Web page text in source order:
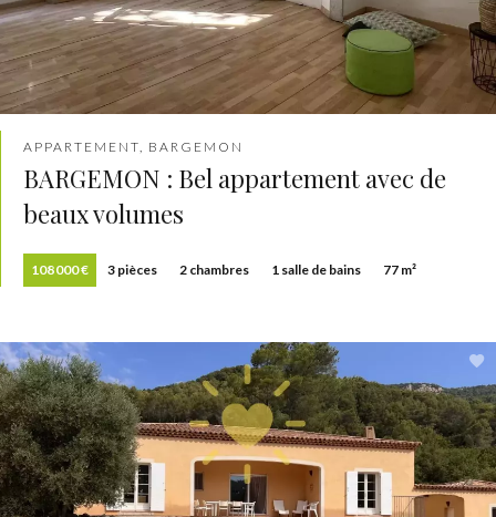
APPARTEMENT, BARGEMON
BARGEMON : Bel appartement avec de
beaux volumes
108 000 € 3 pièces 2 chambres 1 salle de bains 77 m²